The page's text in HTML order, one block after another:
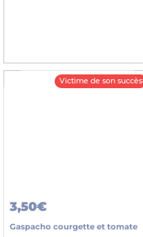
Victime de son succès
3,50€
Gaspacho courgette et tomate